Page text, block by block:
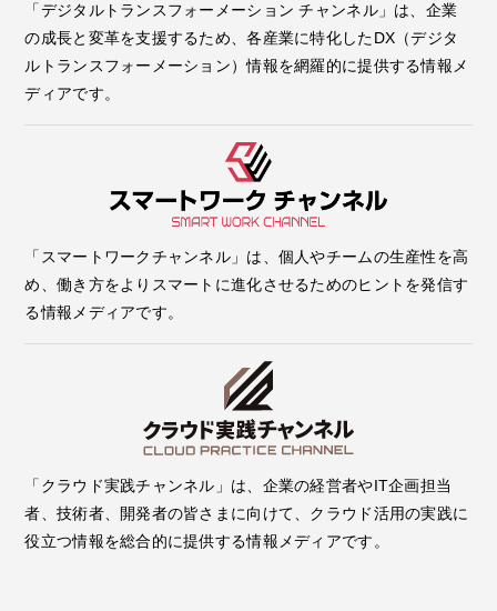
「デジタルトランスフォーメーション チャンネル」は、企業
の成長と変革を支援するため、各産業に特化したDX（デジタ
ルトランスフォーメーション）情報を網羅的に提供する情報メ
ディアです。
「スマートワークチャンネル」は、個人やチームの生産性を高
め、働き方をよりスマートに進化させるためのヒントを発信す
る情報メディアです。
「クラウド実践チャンネル」は、企業の経営者やIT企画担当
者、技術者、開発者の皆さまに向けて、クラウド活用の実践に
役立つ情報を総合的に提供する情報メディアです。